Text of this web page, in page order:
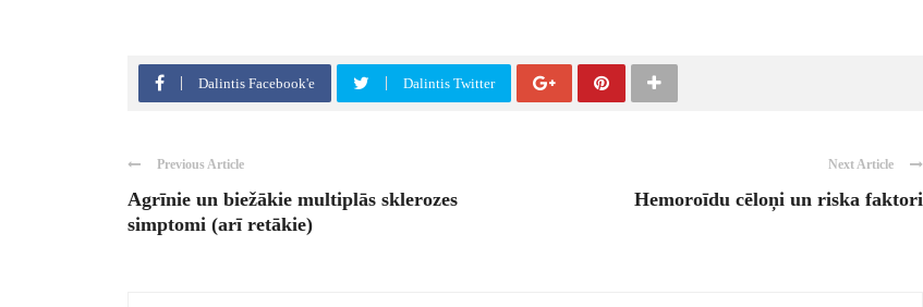
Dalintis Facebook'e Dalintis Twitter
Previous Article
Agrīnie un biežākie multiplās sklerozes
simptomi (arī retākie)
Next Article
Hemoroīdu cēloņi un riska faktori